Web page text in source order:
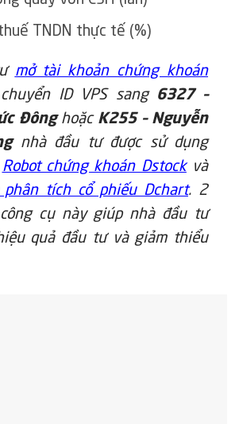
TNDN thực tế (%)
mở tài khoản chứng khoán
ID VPS sang 6327 –
Đônghoặc K255 – Nguyễn
nhà đầu tư được sử dụng
Robot chứng khoán Dstockvà
phân tích cổ phiếu Dchart. 2
cụ này giúp nhà đầu tư
quả đầu tư và giảm thiểu